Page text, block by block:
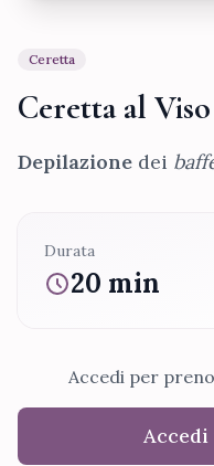
Ceretta
Ceretta al Viso
Depilazione dei
Durata
20 min
Accedi per